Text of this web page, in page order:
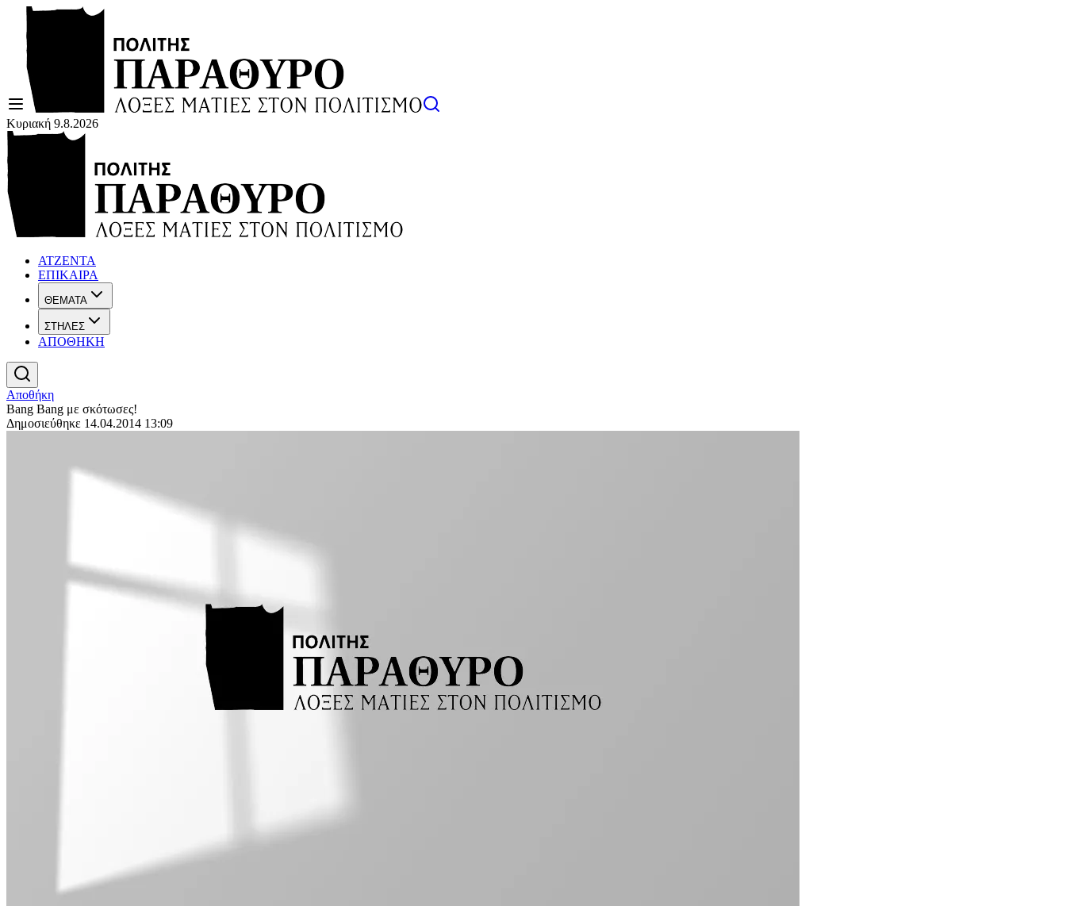
Κυριακή 9.8.2026
ΑΤΖΕΝΤΑ
ΕΠΙΚΑΙΡΑ
ΘΕΜΑΤΑ
ΣΤΗΛΕΣ
ΑΠΟΘΗΚΗ
Αποθήκη
Bang Bang με σκότωσες!
Δημοσιεύθηκε 14.04.2014 13:09